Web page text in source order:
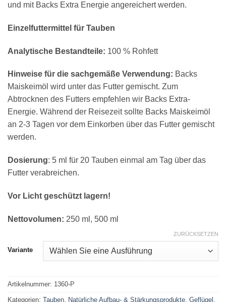
und mit Backs Extra Energie angereichert werden.
Einzelfuttermittel für Tauben
Analytische Bestandteile: 100 % Rohfett
Hinweise für die sachgemäße Verwendung: Backs
Maiskeimöl wird unter das Futter gemischt. Zum
Abtrocknen des Futters empfehlen wir Backs Extra-
Energie. Während der Reisezeit sollte Backs Maiskeimöl
an 2-3 Tagen vor dem Einkorben über das Futter gemischt
werden.
Dosierung: 5 ml für 20 Tauben einmal am Tag über das
Futter verabreichen.
Vor Licht geschützt lagern!
Nettovolumen: 250 ml, 500 ml
Variante
ZURÜCKSETZEN
Artikelnummer: 1360-P
Kategorien: Tauben, Natürliche Aufbau- & Stärkungsprodukte, Geflügel ,